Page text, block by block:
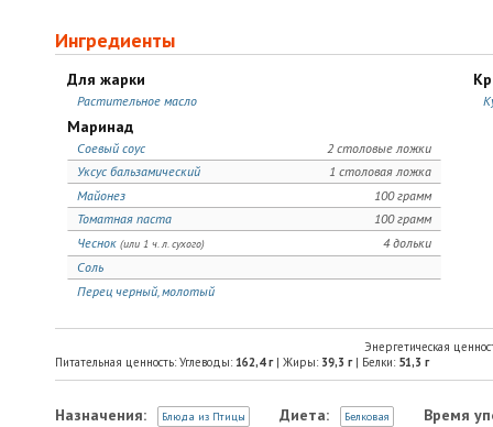
Ингредиенты
Для жарки
Растительное масло
Маринад
2 столовые ложки
Соевый соус
1 столовая ложка
Уксус бальзамический
100 грамм
Майонез
100 грамм
Томатная паста
4 дольки
Чеснок (или 1 ч. л. сухого)
Соль
Перец черный, молотый
Энергетическая
Питательная ценность: Углеводы: 162,4г| Жиры: 39,3 г| Белки: 51,3 г
Назначения: Блюда из Птицы Диета: Белковая
Время